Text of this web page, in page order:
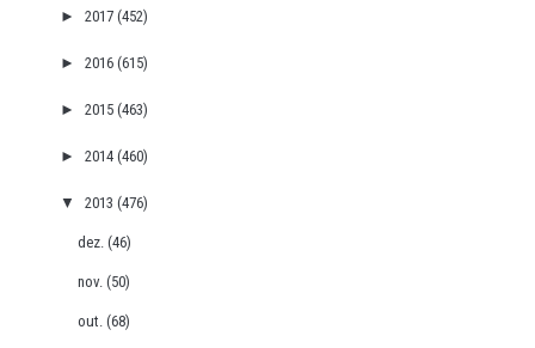
► 2017 (452)
► 2016 (615)
► 2015 (463)
► 2014 (460)
▼ 2013 (476)
dez.(46)
nov.(50)
out.(68)